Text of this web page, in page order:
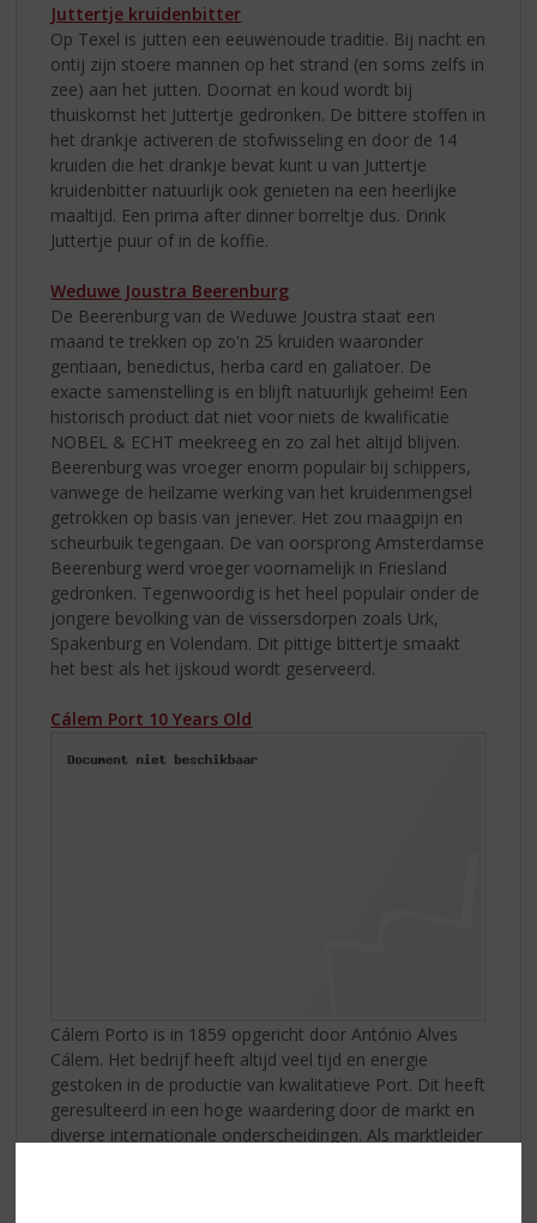
Juttertje kruidenbitter
Op Texel is jutten een eeuwenoude traditie. Bij nacht en
ontij zijn stoere mannen op het strand (en soms zelfs in
zee) aan het jutten. Doornat en koud wordt bij
thuiskomst het Juttertje gedronken. De bittere stoffen in
het drankje activeren de stofwisseling en door de 14
kruiden die het drankje bevat kunt u van Juttertje
kruidenbitter natuurlijk ook genieten na een heerlijke
maaltijd. Een prima after dinner borreltje dus. Drink
Juttertje puur of in de koffie.
Weduwe Joustra Beerenburg
De Beerenburg van de Weduwe Joustra staat een
maand te trekken op zo'n 25 kruiden waaronder
gentiaan, benedictus, herba card en galiatoer. De
exacte samenstelling is en blijft natuurlijk geheim! Een
historisch product dat niet voor niets de kwalificatie
NOBEL & ECHT meekreeg en zo zal het altijd blijven.
Beerenburg was vroeger enorm populair bij schippers,
vanwege de heilzame werking van het kruidenmengsel
getrokken op basis van jenever. Het zou maagpijn en
scheurbuik tegengaan. De van oorsprong Amsterdamse
Beerenburg werd vroeger voornamelijk in Friesland
gedronken. Tegenwoordig is het heel populair onder de
jongere bevolking van de vissersdorpen zoals Urk,
Spakenburg en Volendam. Dit pittige bittertje smaakt
het best als het ijskoud wordt geserveerd.
Cálem Port 10 Years Old
Cálem Porto is in 1859 opgericht door António Alves
Cálem. Het bedrijf heeft altijd veel tijd en energie
gestoken in de productie van kwalitatieve Port. Dit heeft
geresulteerd in een hoge waardering door de markt en
diverse internationale onderscheidingen. Als marktleider